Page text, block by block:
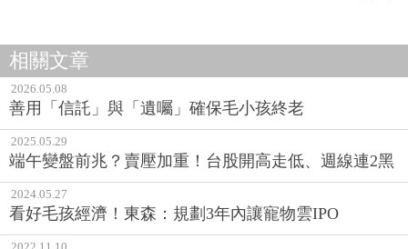
相關文章
2026.05.08
善用「信託」與「遺囑」確保毛小孩終老
2025.05.29
端午變盤前兆？賣壓加重！台股開高走低、週線連2黑
2024.05.27
看好毛孩經濟！東森：規劃3年內讓寵物雲IPO